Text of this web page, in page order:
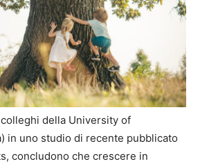
della University of
in uno studio di recente pubblicato
concludono che crescere in